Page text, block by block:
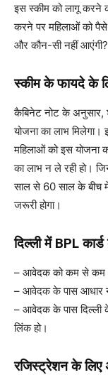
इस स्कीम को लागू करने
करने पर महिलाओं को
और कौन-सी नहीं आएंगी?
स्कीम के फायदे के
कैबिनेट नोट के अनुसार,
योजना का लाभ मिलेगा।
महिलाओं को इस योजना
का लाभ न ले रही हो।
साल से 60 साल के बीच में
जरूरी होगा।
दिल्ली में BPL
– आवेदक को कम से कम 5
– आवेदक के पास आधार
– आवेदक के पास दिल्ली
लिंक हो।
रजिस्ट्रेशन के लिए